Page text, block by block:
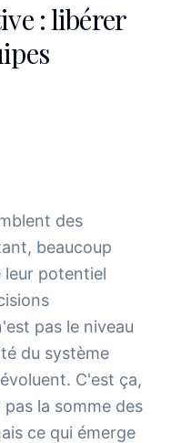
: libérer
des
beaucoup
potentiel
pas le niveau
du système
C'est ça,
la somme des
ce qui émerge